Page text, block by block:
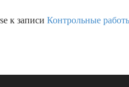
к записи Контрольные